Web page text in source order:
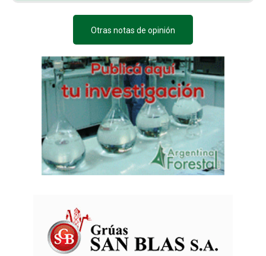
Otras notas de opinión